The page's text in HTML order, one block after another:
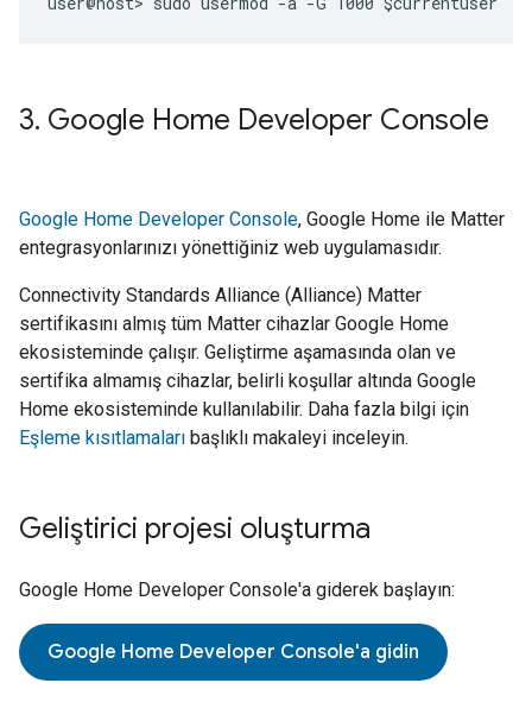
3. Google Home Developer Console
Google Home Developer Console, Google Home ile Matter
entegrasyonlarınızı yönettiğiniz web uygulamasıdır.
Connectivity Standards Alliance (Alliance) Matter
sertifikasını almış tüm Matter cihazlar Google Home
ekosisteminde çalışır. Geliştirme aşamasında olan ve
sertifika almamış cihazlar, belirli koşullar altında Google
Home ekosisteminde kullanılabilir. Daha fazla bilgi için
Eşleme kısıtlamaları başlıklı makaleyi inceleyin.
Geliştirici projesi oluşturma
Google Home Developer Console'a giderek başlayın:
Google Home Developer Console'a gidin